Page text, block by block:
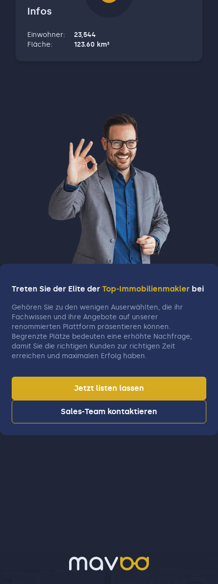
Infos
Einwohner:
23,544
Fläche: 123.60 km²
Treten Sie der Elite der Top-Immobilienmakler bei
Gehören Sie zu den wenigen Auserwählten, die ihr
Fachwissen und ihre Angebote auf unserer
renommierten Plattform präsentieren können.
Begrenzte Plätze bedeuten eine erhöhte Nachfrage,
damit Sie die richtigen Kunden zur richtigen Zeit
erreichen und maximalen Erfolg haben.
Jetzt listen lassen
Sales-Team kontaktieren